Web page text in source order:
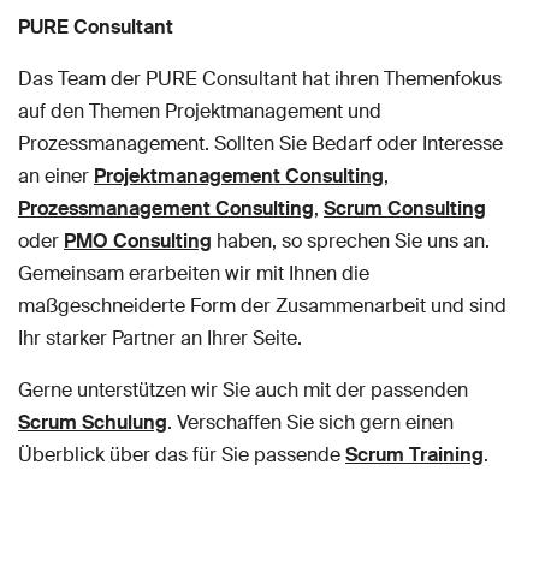
PURE Consultant
Das Team der PURE Consultant hat ihren Themenfokus
auf den Themen Projektmanagement und
Prozessmanagement. Sollten Sie Bedarf oder Interesse
an einer Projektmanagement Consulting,
Prozessmanagement Consulting, Scrum Consulting
oder PMO Consulting haben, so sprechen Sie uns an.
Gemeinsam erarbeiten wir mit Ihnen die
maßgeschneiderte Form der Zusammenarbeit und sind
Ihr starker Partner an Ihrer Seite.
Gerne unterstützen wir Sie auch mit der passenden
Scrum Schulung. Verschaffen Sie sich gern einen
Überblick über das für Sie passendeScrum Training.